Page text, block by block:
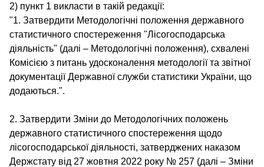
2) пункт 1 викласти в такій редакції:
"1. Затвердити Методологічні положення державного
статистичного спостереження "Лісогосподарська
діяльність" (далі – Методологічні положення), схвалені
Комісією з питань удосконалення методології та звітної
документації Державної служби статистики України, що
додаються.".
2. Затвердити Зміни до Методологічних положень
державного статистичного спостереження щодо
лісогосподарської діяльності, затверджених наказом
Держстату від 27 жовтня 2022 року № 257 (далі – Зміни